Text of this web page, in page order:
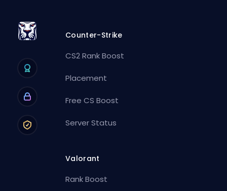
Counter-Strike
CS2 Rank Boost
Placement
Free CS Boost
Server Status
Valorant
Rank Boost